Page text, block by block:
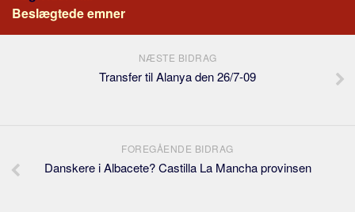
Beslægtede emner
NÆSTE BIDRAG
Transfer til Alanya den 26/7-09
FOREGÅENDE BIDRAG
Danskere i Albacete? Castilla La Mancha provinsen